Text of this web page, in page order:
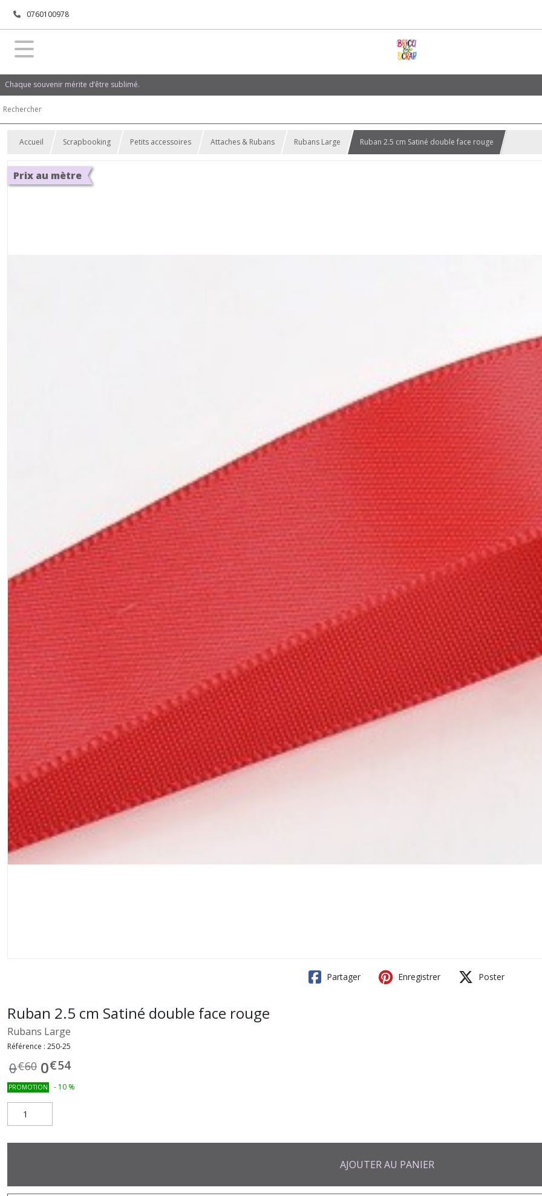
0760100978
Chaque souvenir mérite d’être sublimé.
Accueil Scrapbooking Petits accessoires Attaches & Rubans Rubans Large Ruban 2.5 cm Satiné double face rouge
Prix au mètre
Partager Enregistrer Poster
Ruban 2.5 cm Satiné double face rouge
Rubans Large
Référence : 250-25
0€60 0€54
PROMOTION - 10 %
AJOUTER AU PANIER